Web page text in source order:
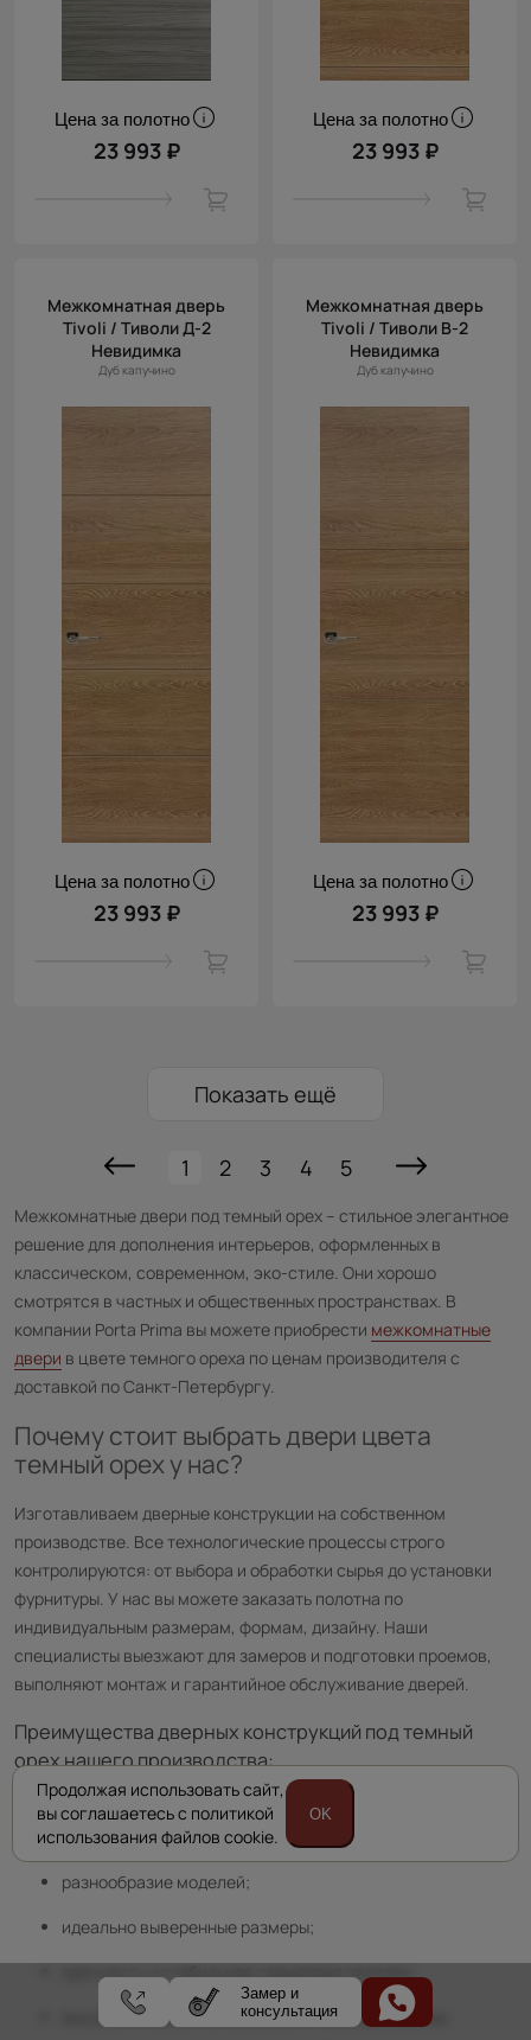
Цена за полотно
23 993 ₽
Цена за полотно
23 993 ₽
Межкомнатная дверь
Tivoli / Тиволи Д-2
Невидимка
Дуб капучино
Цена за полотно
23 993 ₽
Межкомнатная дверь
Tivoli / Тиволи В-2
Невидимка
Дуб капучино
Цена за полотно
23 993 ₽
Показать ещё
1 2 3 4 5
Межкомнатные двери под темный орех – стильное элегантное
решение для дополнения интерьеров, оформленных в
классическом, современном, эко-стиле. Они хорошо
смотрятся в частных и общественных пространствах. В
компании Porta Prima вы можете приобрести межкомнатные
двери в цвете темного ореха по ценам производителя с
доставкой по Санкт-Петербургу.
Почему стоит выбратьдвери цвета
темный орех у нас?
Изготавливаем дверные конструкции на собственном
производстве. Все технологические процессы строго
контролируются: от выбора и обработки сырья до установки
фурнитуры. У нас вы можете заказать полотна по
индивидуальным размерам, формам, дизайну. Наши
специалисты выезжают для замеров и подготовки проемов,
выполняют монтаж и гарантийное обслуживание дверей.
Преимущества дверных конструкций под темный
орех нашего производства:
качественные безопасные материалы изготовления и
отделки;
разнообразие моделей;
идеально выверенные размеры;
высокая стойкость к влажности, температурным
Замер и
консультация
Продолжая использовать сайт,
вы соглашаетесь с политикой
использования файлов cookie.
OK